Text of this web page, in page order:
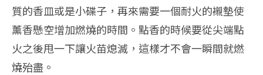
質的香皿或是小碟子，再來需要一個耐火的襯墊使
薰香懸空增加燃燒的時間。點香的時候要從尖端點
火之後甩一下讓火苗熄滅，這樣才不會一瞬間就燃
燒殆盡。